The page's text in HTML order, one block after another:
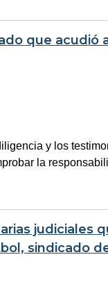
que acudió
y los
la
judiciales
sindicado